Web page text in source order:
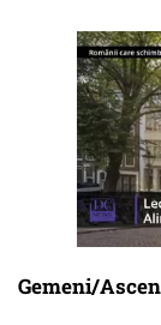
Gemeni/